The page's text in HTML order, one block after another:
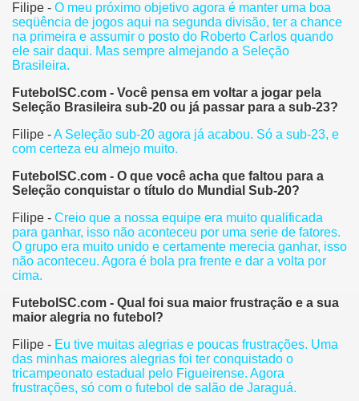
Filipe - O meu próximo objetivo agora é manter uma boa
seqüência de jogos aqui na segunda divisão, ter a chance
na primeira e assumir o posto do Roberto Carlos quando
ele sair daqui. Mas sempre almejando a Seleção
Brasileira.
FutebolSC.com - Você pensa em voltar a jogar pela
Seleção Brasileira sub-20 ou já passar para a sub-23?
Filipe -A Seleção sub-20 agora já acabou. Só a sub-23, e
com certeza eu almejo muito.
FutebolSC.com - O que você acha que faltou para a
Seleção conquistar o título do Mundial Sub-20?
Filipe - Creio que a nossa equipe era muito qualificada
para ganhar, isso não aconteceu por uma serie de fatores.
O grupo era muito unido e certamente merecia ganhar, isso
não aconteceu. Agora é bola pra frente e dar a volta por
cima.
FutebolSC.com - Qual foi sua maior frustração e a sua
maior alegria no futebol?
Filipe - Eu tive muitas alegrias e poucas frustrações. Uma
das minhas maiores alegrias foi ter conquistado o
tricampeonato estadual pelo Figueirense. Agora
frustrações, só com o futebol de salão de Jaraguá.